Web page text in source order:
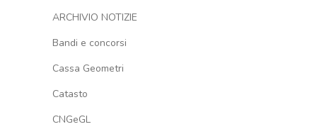
ARCHIVIO NOTIZIE
Bandi e concorsi
Cassa Geometri
Catasto
CNGeGL